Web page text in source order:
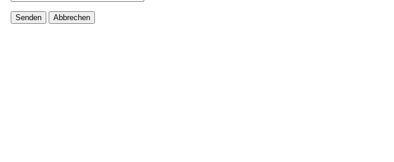
Senden Abbrechen